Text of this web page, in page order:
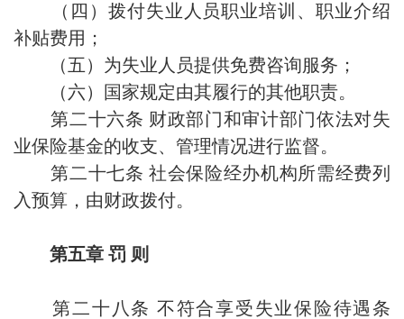
（四）拨付失业人员职业培训、职业介绍
补贴费用；
（五）为失业人员提供免费咨询服务；
（六）国家规定由其履行的其他职责。
第二十六条 财政部门和审计部门依法对失
业保险基金的收支、管理情况进行监督。
第二十七条 社会保险经办机构所需经费列
入预算，由财政拨付。
第五章 罚 则
第二十八条 不符合享受失业保险待遇条